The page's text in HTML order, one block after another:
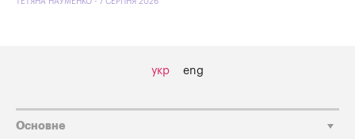
укр eng
Основне